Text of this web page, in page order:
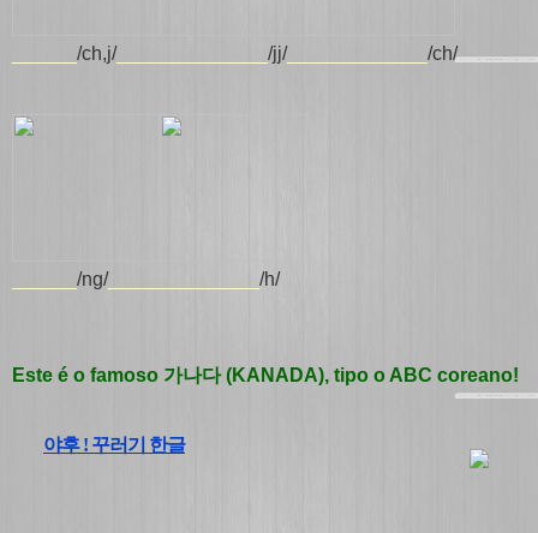
/ch,j/______________ /jj/____________ /ch/
/ng/_____________ /h/
Este é o famoso 가나다 (KANADA), tipo o ABC coreano!
야후 ! 꾸러기 한글